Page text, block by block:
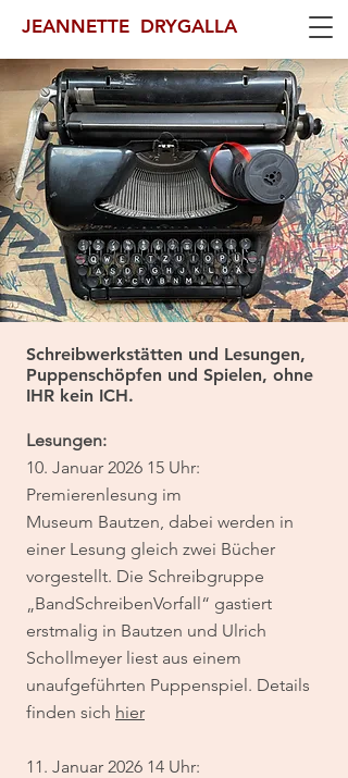
JEANNETTE DRYGALLA
Schreibwerkstätten und Lesungen,
Puppenschöpfen und Spielen, ohne
IHR kein ICH.
Lesungen:
10. Januar 2026 15 Uhr:
Premierenlesung im
Museum Bautzen, dabei werden in
einer Lesung gleich zwei Bücher
vorgestellt. Die Schreibgruppe
„BandSchreibenVorfall“ gastiert
erstmalig in Bautzen und Ulrich
Schollmeyer liest aus einem
unaufgeführten Puppenspiel. Details
finden sich hier
11. Januar 2026 14 Uhr: